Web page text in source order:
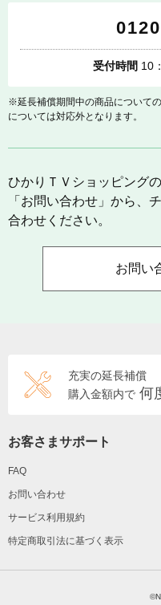
受付時間 10
※延長補償期間中の商品について
については対応外となります。
ひかりＴＶショッピング
「お問い合わせ」から、
合わせください。
お問い
充実の延長補償
購入金額内で 何
お客さまサポート
FAQ
お問い合わせ
サービス利用規約
特定商取引法に基づく表示